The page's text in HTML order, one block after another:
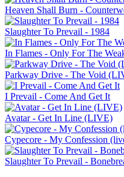
Heaven Shall Burn -
Slaughter To Prevail - 1984
In Flames - Only For The
Parkway Drive - The Void
I Prevail - Come And Get It
Avatar - Get In Line (LIVE)
Cypecore - My Confession
Slaughter To Prevail -